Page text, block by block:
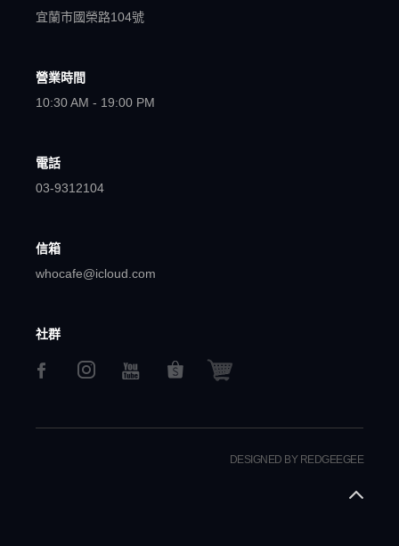
宜蘭市國榮路104號
營業時間
10:30 AM - 19:00 PM
電話
03-9312104
信箱
whocafe@icloud.com
社群
DESIGNED BY REDGEEGEE